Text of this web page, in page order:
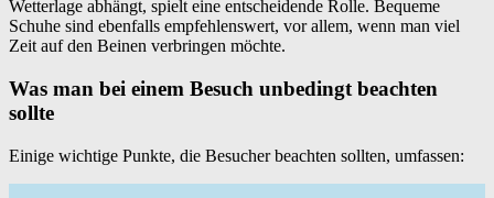
Wetterlage abhängt, spielt eine entscheidende Rolle. Bequeme
Schuhe sind ebenfalls empfehlenswert, vor allem, wenn man viel
Zeit auf den Beinen verbringen möchte.
Was man bei einem Besuch unbedingt beachten
sollte
Einige wichtige Punkte, die Besucher beachten sollten, umfassen: